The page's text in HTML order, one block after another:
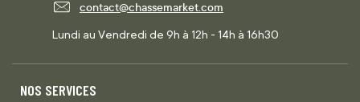
contact@chassemarket.com
Lundi au Vendredi de 9h à 12h - 14h à 16h30
NOS SERVICES